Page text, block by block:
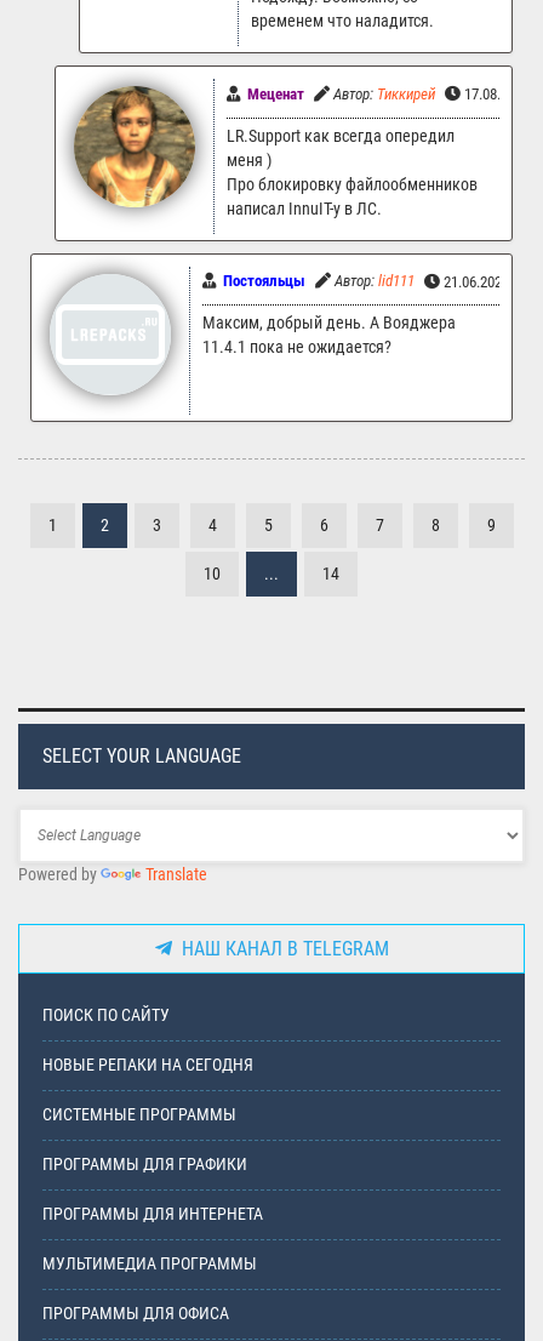
временем что наладится.
Меценат Автор: Тиккирей 17.08.2025
LR.Support как всегда опередил
меня )
Про блокировку файлообменников
написал InnuIT-у в ЛС.
Постояльцы Автор: lid111 21.06.2025
Максим, добрый день. А Вояджера
11.4.1 пока не ожидается?
1 2 3 4 5 6 7 8 9
10 ... 14
SELECT YOUR LANGUAGE
Powered by Translate
НАШ КАНАЛ В TELEGRAM
ПОИСК ПО САЙТУ
НОВЫЕ РЕПАКИ НА СЕГОДНЯ
СИСТЕМНЫЕ ПРОГРАММЫ
ПРОГРАММЫ ДЛЯ ГРАФИКИ
ПРОГРАММЫ ДЛЯ ИНТЕРНЕТА
МУЛЬТИМЕДИА ПРОГРАММЫ
ПРОГРАММЫ ДЛЯ ОФИСА